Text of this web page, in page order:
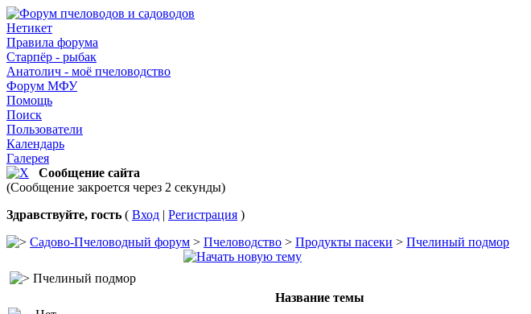
Нетикет
Правила форума
Старпёр - рыбак
Анатолич - моё пчеловодство
Форум МФУ
Помощь
Поиск
Пользователи
Календарь
Галерея
Сообщение сайта
(Сообщение закроется через 2 секунды)
Здравствуйте, гость ( Вход | Регистрация )
Садово-Пчеловодный форум > Пчеловодство > Продукты пасеки > Пчелиный подмор
Пчелиный подмор
Название темы